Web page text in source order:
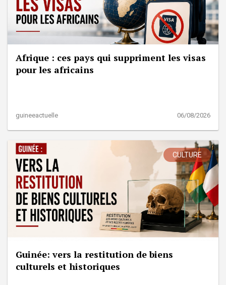
Afrique : ces pays qui suppriment les visas
pour les africains
guineeactuelle 06/08/2026
CULTURE
Guinée: vers la restitution de biens
culturels et historiques